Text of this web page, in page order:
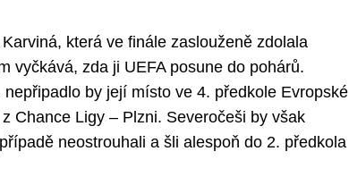
která ve finále zaslouženě zdolala
vyčkává, zda ji UEFA posune do pohárů.
by její místo ve 4. předkole Evropské
Chance Ligy – Plzni. Severočeši by však
neostrouhali a šli alespoň do 2. předkola